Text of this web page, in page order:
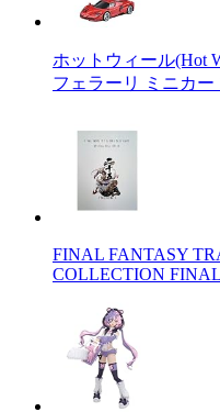
ホットウィール(Hot
フェラーリ ミニカ
FINAL FANTASY
COLLECTION